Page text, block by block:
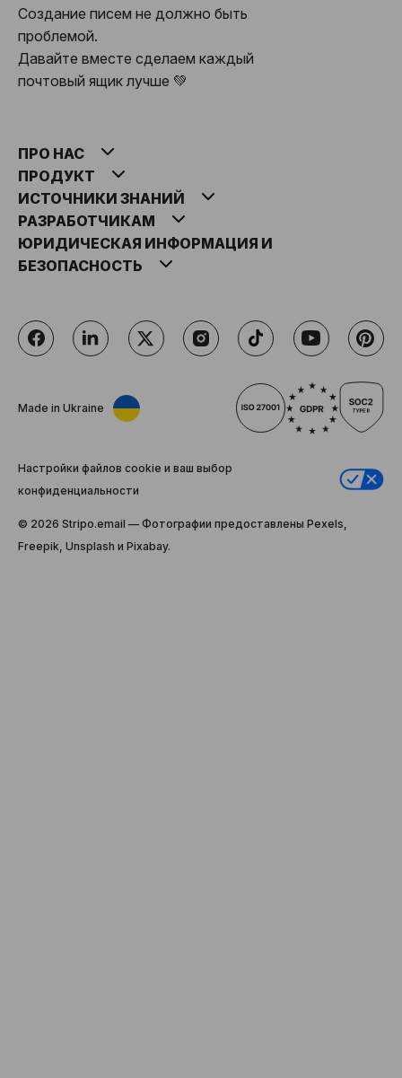
Создание писем не должно быть
проблемой.
Давайте вместе сделаем каждый
почтовый ящик лучше 💚
ПРО НАС
ПРОДУКТ
ИСТОЧНИКИ ЗНАНИЙ
РАЗРАБОТЧИКАМ
ЮРИДИЧЕСКАЯ ИНФОРМАЦИЯ И
БЕЗОПАСНОСТЬ
Made in Ukraine
Настройки файлов cookie и ваш выбор
конфиденциальности
© 2026 Stripо.email — Фотографии предоставлены Pexels,
Freepik, Unsplash и Pixabay.